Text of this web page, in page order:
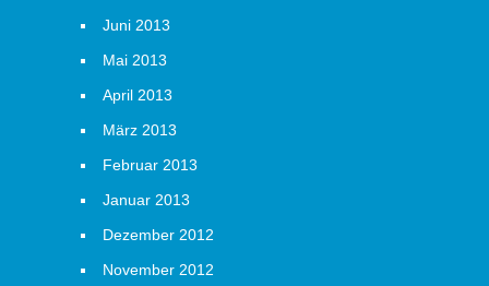
Juni 2013
Mai 2013
April 2013
März 2013
Februar 2013
Januar 2013
Dezember 2012
November 2012